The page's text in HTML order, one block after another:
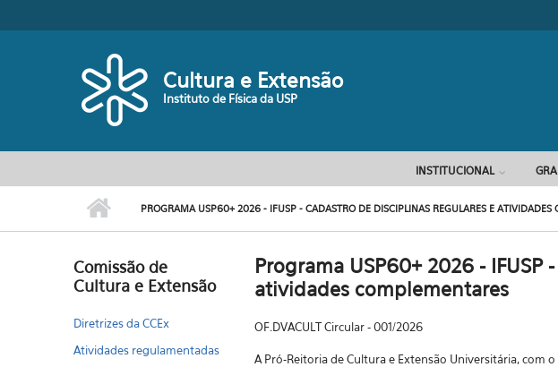
Cultura e Extensão
Instituto de Física da USP
INSTITUCIONAL
PROGRAMA USP60+ 2026 - IFUSP - CADASTRO DE DISCIPLINAS REGULARES E ATIVIDADES
Comissão de
Cultura e Extensão
Diretrizes da CCEx
Atividades regulamentadas
Programa USP60+ 2026 -
atividades complementares
OF.DVACULT Circular - 001/2026
A Pró-Reitoria de Cultura e Extensão Universitária, com o